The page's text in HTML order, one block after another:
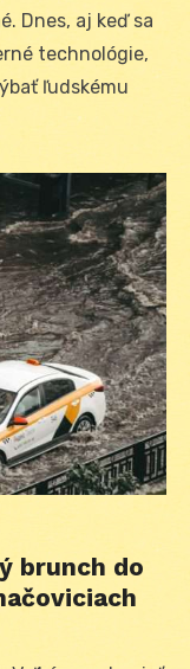
Dnes, aj keď sa
technológie,
ľudskému
brunch do